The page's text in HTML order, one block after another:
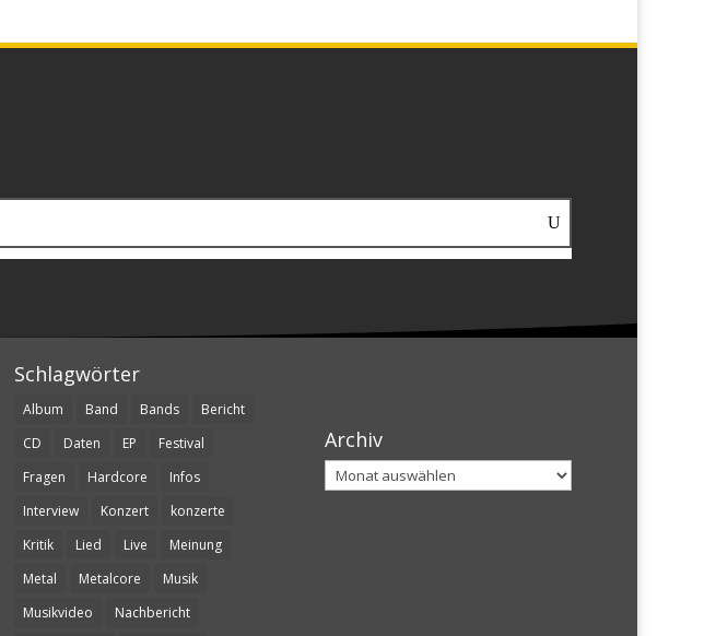
Schlagwörter
Album Band Bands
Bericht
CD
Daten EP
Festival
Fragen
Hardcore
Infos
Interview
Konzert
konzerte
Kritik
Lied Live
Meinung
Metal
Metalcore
Musik
Musikvideo
Nachbericht
Archiv
Archiv